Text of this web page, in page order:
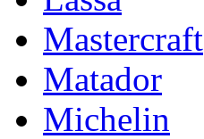
Mastercraft
Matador
Michelin